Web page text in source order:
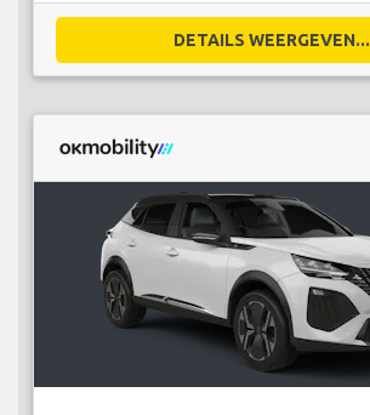
DETAILS WEERGEVEN...